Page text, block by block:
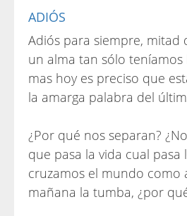
ADIÓS
Adiós para siempre, mitad
un alma tan sólo teníamos
mas hoy es preciso que
la amarga palabra del
¿Por qué nos separan?
que pasa la vida cual pasa
cruzamos el mundo como
mañana la tumba, ¿por